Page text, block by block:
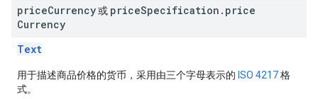
priceCurrency或 priceSpecification . price
Currency
Text
用于描述商品价格的货币，采用由三个字母表示的 ISO 4217格
式。